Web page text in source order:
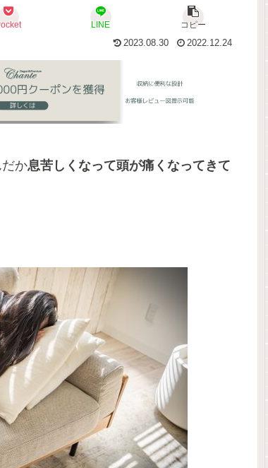
LINE
コピー
2023.08.30
2022.12.24
か息苦しくなって頭が痛くなってきて